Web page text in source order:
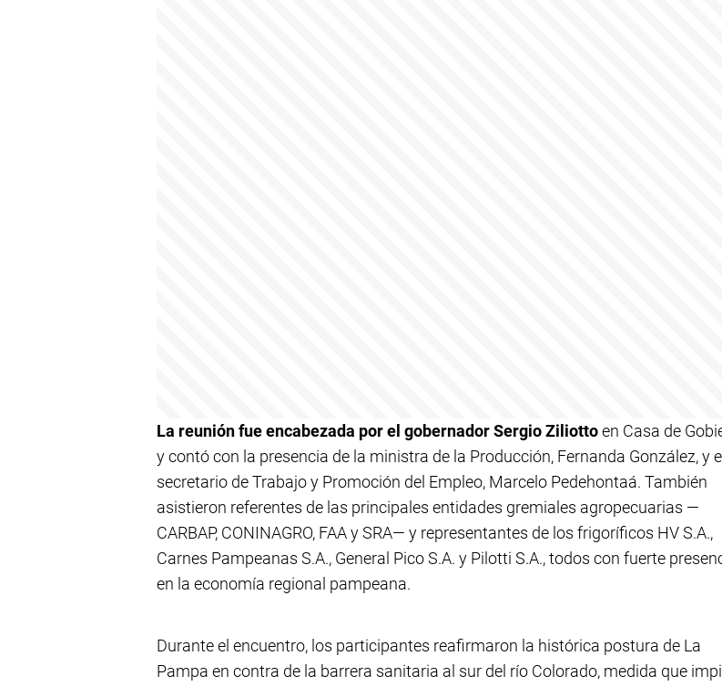
La reunión fue encabezada por el gobernador Sergio Ziliottoen Casa de
y contó con la presencia de la ministra de la Producción, Fernanda González, y el
secretario de Trabajo y Promoción del Empleo, Marcelo Pedehontaá. También
asistieron referentes de las principales entidades gremiales agropecuarias —
CARBAP, CONINAGRO, FAA y SRA— y representantes de los frigoríficos HV S.A.,
Carnes Pampeanas S.A., General Pico S.A. y Pilotti S.A., todos con fuerte
en la economía regional pampeana.
Durante el encuentro, los participantes reafirmaron la histórica postura de La
Pampa en contra de la barrera sanitaria al sur del río Colorado, medida que